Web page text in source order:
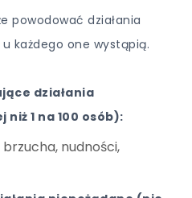
powodować działania
każdego one wystąpią.
działania
1 na 100 osób):
nudności,